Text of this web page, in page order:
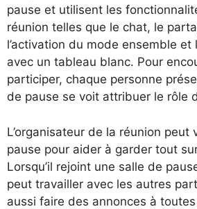
pause et utilisent les
réunion telles que le chat, le
l’activation du mode ensemble et
avec un tableau blanc. Pour
participer, chaque personne
de pause se voit attribuer le rôle
L’organisateur de la réunion peut
pause pour aider à garder tout
Lorsqu’il rejoint une salle de
peut travailler avec les autres
aussi faire des annonces à